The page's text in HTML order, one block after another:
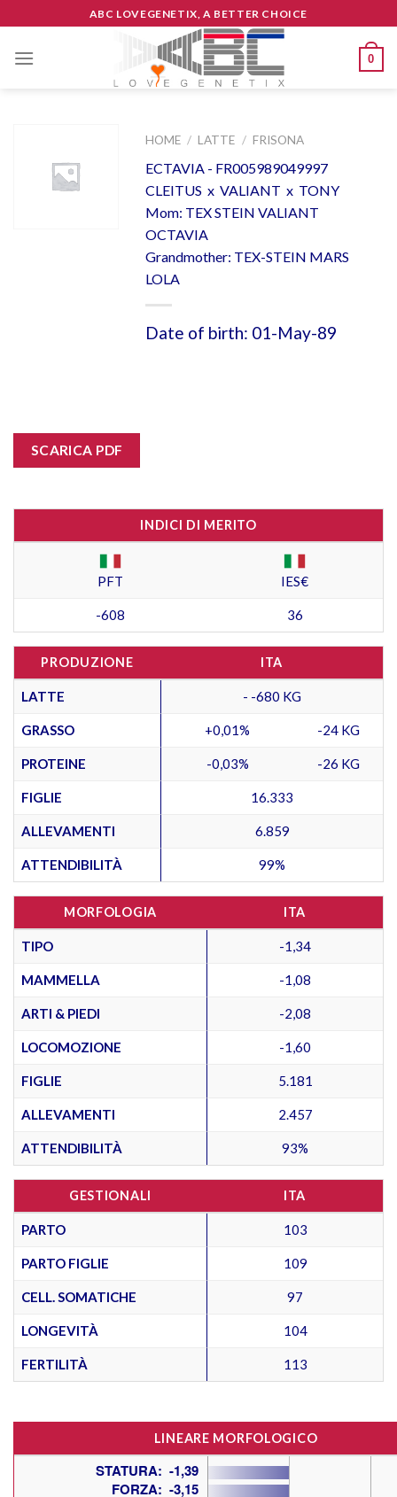
to
content
ABC LOVEGENETIX, A BETTER CHOICE
0
HOME / LATTE / FRISONA
ECTAVIA - FR005989049997
CLEITUS x VALIANT x TONY
Mom: TEX STEIN VALIANT
OCTAVIA
Grandmother: TEX-STEIN MARS
LOLA
Date of birth: 01-May-89
SCARICA PDF
INDICI DI MERITO
PFT IES€
-608 36
PRODUZIONE ITA
LATTE - -680 KG
GRASSO +0,01% -24 KG
PROTEINE -0,03% -26 KG
FIGLIE 16.333
ALLEVAMENTI 6.859
ATTENDIBILITÀ 99%
MORFOLOGIA ITA
TIPO -1,34
MAMMELLA -1,08
ARTI & PIEDI -2,08
LOCOMOZIONE -1,60
FIGLIE 5.181
ALLEVAMENTI 2.457
ATTENDIBILITÀ 93%
GESTIONALI ITA
PARTO 103
PARTO FIGLIE 109
CELL. SOMATICHE 97
LONGEVITÀ 104
FERTILITÀ 113
LINEARE MORFOLOGICO